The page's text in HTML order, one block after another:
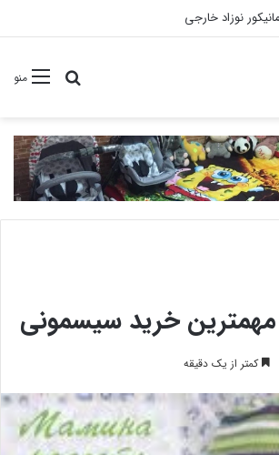
موستلا
منوجستجو
مهمترین خرید سیسمونی
کمتر از یک دقیقه